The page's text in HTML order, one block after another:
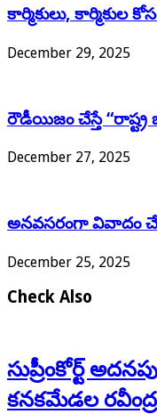
కార్మికులు, కార్మికుల
December 29, 2025
రౌడీయిజం చేస్తే “రాష్ట్ర
December 27, 2025
అనవసరంగా వివాదం
December 25, 2025
Check Also
సుప్రీంకోర్ట్
కనకమేడల